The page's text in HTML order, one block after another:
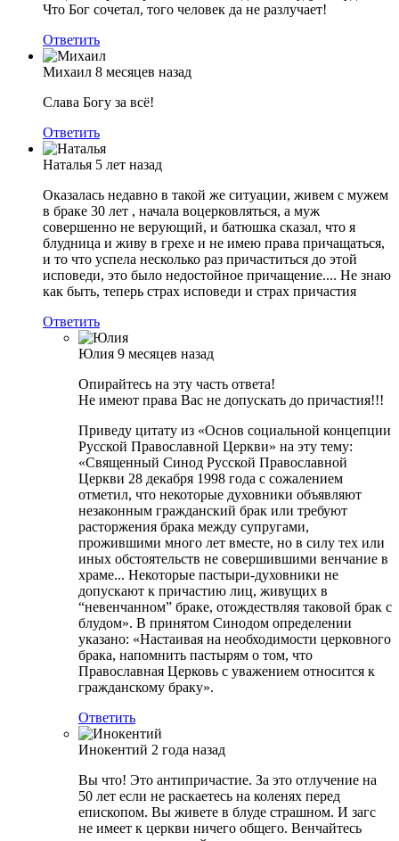
Что Бог сочетал, того человек да не разлучает!
Ответить
Михаил 8 месяцев назад
Слава Богу за всё!
Ответить
Наталья 5 лет назад
Оказалась недавно в такой же ситуации, живем с мужем
в браке 30 лет , начала воцерковляться, а муж
совершенно не верующий, и батюшка сказал, что я
блудница и живу в грехе и не имею права причащаться,
и то что успела несколько раз причаститься до этой
исповеди, это было недостойное причащение.... Не знаю
как быть, теперь страх исповеди и страх причастия
Ответить
Юлия 9 месяцев назад
Опирайтесь на эту часть ответа!
Не имеют права Вас не допускать до причастия!!!
Приведу цитату из «Основ социальной концепции
Русской Православной Церкви» на эту тему:
«Священный Синод Русской Православной
Церкви 28 декабря 1998 года с сожалением
отметил, что некоторые духовники объявляют
незаконным гражданский брак или требуют
расторжения брака между супругами,
прожившими много лет вместе, но в силу тех или
иных обстоятельств не совершившими венчание в
храме... Некоторые пастыри-духовники не
допускают к причастию лиц, живущих в
“невенчанном” браке, отождествляя таковой брак с
блудом». В принятом Синодом определении
указано: «Настаивая на необходимости церковного
брака, напомнить пастырям о том, что
Православная Церковь с уважением относится к
гражданскому браку».
Ответить
Инокентий 2 года назад
Вы что! Это антипричастие. За это отлучение на
50 лет если не раскаетесь на коленях перед
епископом. Вы живете в блуде страшном. И загс
не имеет к церкви ничего общего. Венчайтесь